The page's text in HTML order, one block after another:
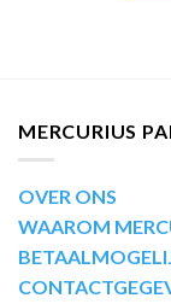
MERCURIUS
OVER ONS
WAAROM